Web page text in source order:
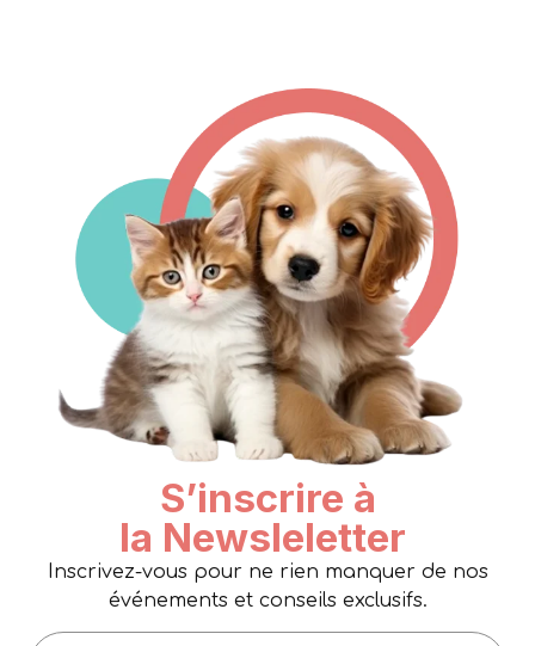
S’inscrire à
la Newsleletter
Inscrivez-vous pour ne rien manquer de nos
événements et conseils exclusifs.